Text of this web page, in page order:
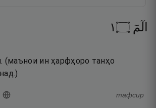
الٓمٓ ۝١
ин ҳарфҳоро танҳо
тафсир